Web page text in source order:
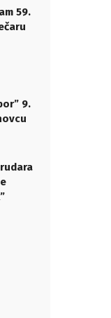
59.
9.